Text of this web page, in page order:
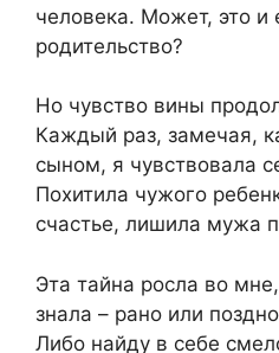
человека. Может, это и
родительство?
Но чувство вины
Каждый раз, замечая,
сыном, я чувствовала
Похитила чужого
счастье, лишила мужа
Эта тайна росла во
знала – рано или
Либо найду в себе